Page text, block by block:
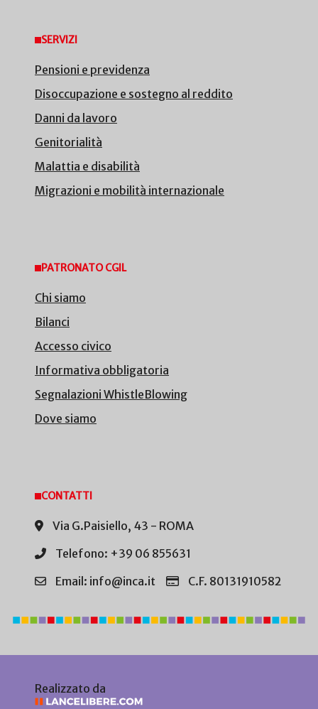
SERVIZI
Pensioni e previdenza
Disoccupazione e sostegno al reddito
Danni da lavoro
Genitorialità
Malattia e disabilità
Migrazioni e mobilità internazionale
PATRONATO CGIL
Chi siamo
Bilanci
Accesso civico
Informativa obbligatoria
Segnalazioni WhistleBlowing
Dove siamo
CONTATTI
Via G.Paisiello, 43 - ROMA
Telefono: +39 06 855631
Email: info@inca.it
C.F. 80131910582
Realizzato da